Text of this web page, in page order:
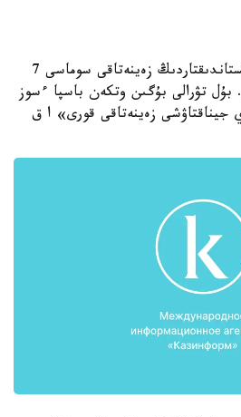
الماتى. قازاقپارات - قازاقستاندىقتاردىڭ زەينەتاقى سوماسى 7
تۋرالى بۇگىن وتكەن باسپا ءسوز
جيناقتاۋشى زەينەتاقى قورى» ا ق